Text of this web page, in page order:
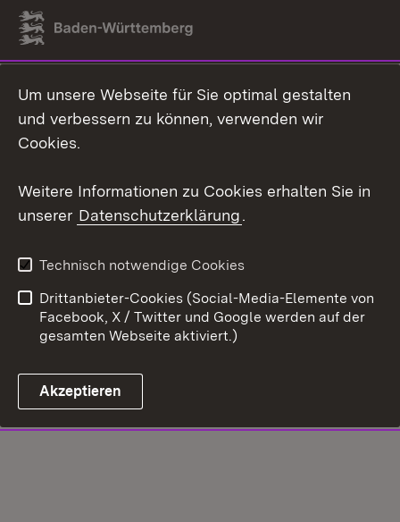
Link zum Landesportal
Um unsere Webseite für Sie optimal gestalten
und verbessern zu können, verwenden wir
Cookies.
Weitere Informationen zu Cookies erhalten Sie in
unserer Datenschutzerklärung.
Technisch notwendige Cookies
Drittanbieter-Cookies (Social-Media-Elemente von
Facebook, X / Twitter und Google werden auf der
gesamten Webseite aktiviert.)
Akzeptieren